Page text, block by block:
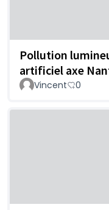
Pollution
artificiel axe
Vincent 0